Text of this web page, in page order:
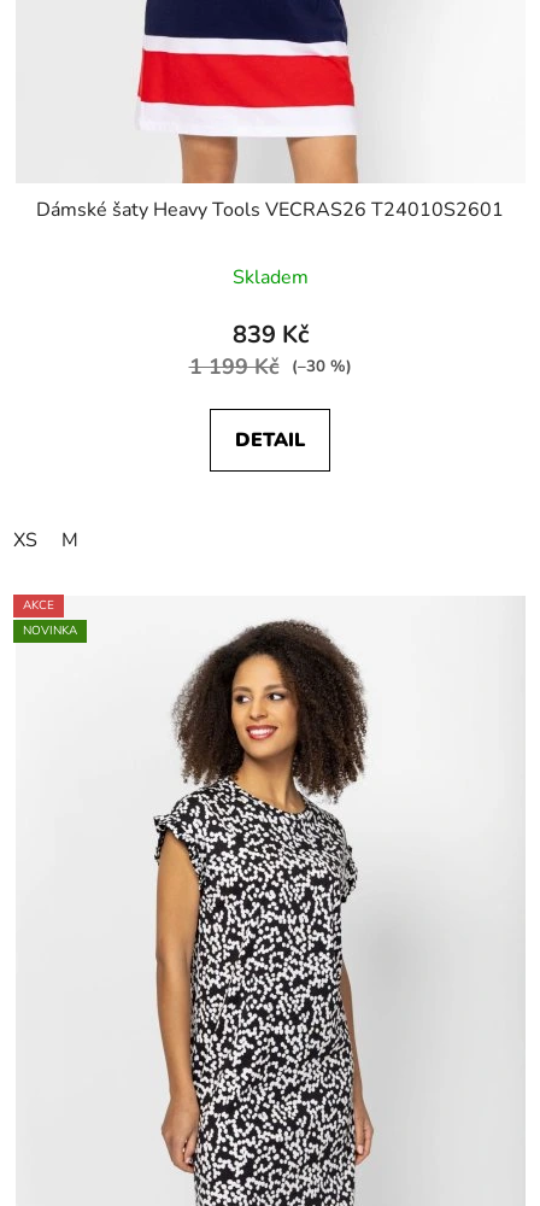
Dámské šaty Heavy Tools VECRAS26 T24010S2601
Skladem
839 Kč
1 199 Kč (–30 %)
DETAIL
XS M
AKCE
NOVINKA